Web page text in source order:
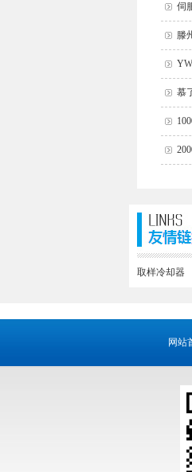
伺
滕
慕
取样冷却器
网站